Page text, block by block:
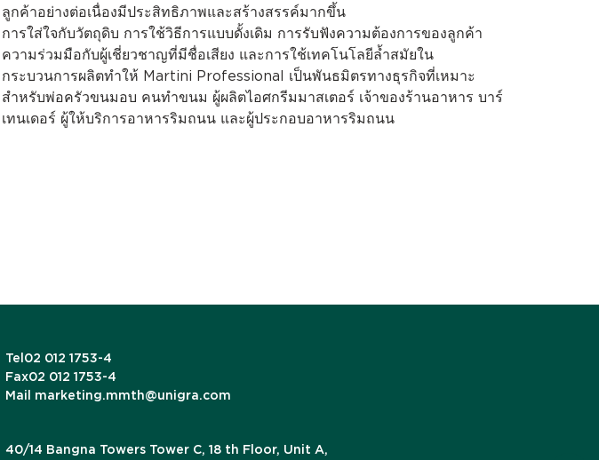
ลูกค้าอย่างต่อเนื่องมีประสิทธิภาพและสร้างสรรค์มากขึ้น
การใส่ใจกับวัตถุดิบ การใช้วิธีการแบบดั้งเดิม การรับฟังความต้องการของลูกค้า
ความร่วมมือกับผู้เชี่ยวชาญที่มีชื่อเสียง และการใช้เทคโนโลยีล้ำสมัยใน
กระบวนการผลิตทำให้ Martini Professional เป็นพันธมิตรทางธุรกิจที่เหมาะ
สำหรับพ่อครัวขนมอบ คนทำขนม ผู้ผลิตไอศกรีมมาสเตอร์ เจ้าของร้านอาหาร บาร์
เทนเดอร์ ผู้ให้บริการอาหารริมถนน และผู้ประกอบอาหารริมถนน
Tel 02 012 1753-4
Fax02 012 1753-4
Mail marketing.mmth@unigra.com
40/14 Bangna Towers Tower C, 18 th Floor, Unit A,